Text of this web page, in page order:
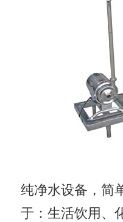
纯净水设备，简
于：生活饮用、